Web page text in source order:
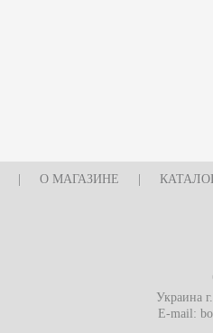
О МАГАЗИНЕ
Украина
E-mail: